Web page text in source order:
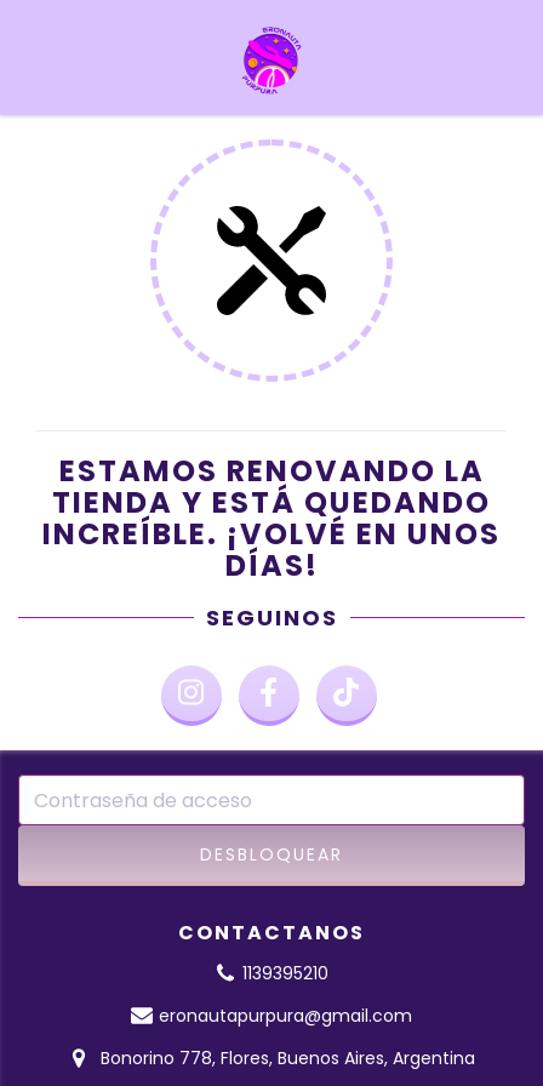
ESTAMOS RENOVANDO LA
TIENDA Y ESTÁ QUEDANDO
INCREÍBLE. ¡VOLVÉ EN UNOS
DÍAS!
SEGUINOS
CONTACTANOS
1139395210
eronautapurpura@gmail.com
Bonorino 778, Flores, Buenos Aires, Argentina